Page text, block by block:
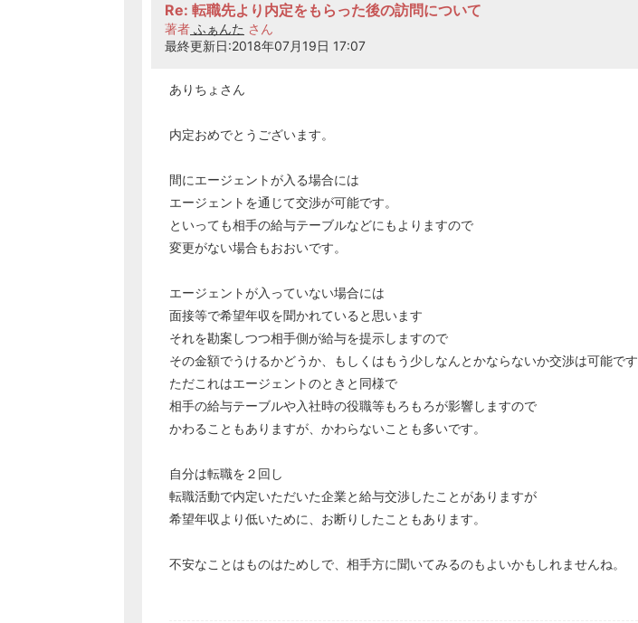
Re: 転職先より内定をもらった後の訪問について
著者 ふぁんた さん
最終更新日:2018年07月19日 17:07
ありちょさん
内定おめでとうございます。
間にエージェントが入る場合には
エージェントを通じて交渉が可能です。
といっても相手の給与テーブルなどにもよりますので
変更がない場合もおおいです。
エージェントが入っていない場合には
面接等で希望年収を聞かれていると思います
それを勘案しつつ相手側が給与を提示しますので
その金額でうけるかどうか、もしくはもう少しなんとかならないか交渉は可能です
ただこれはエージェントのときと同様で
相手の給与テーブルや入社時の役職等もろもろが影響しますので
かわることもありますが、かわらないことも多いです。
自分は転職を２回し
転職活動で内定いただいた企業と給与交渉したことがありますが
希望年収より低いために、お断りしたこともあります。
不安なことはものはためしで、相手方に聞いてみるのもよいかもしれませんね。